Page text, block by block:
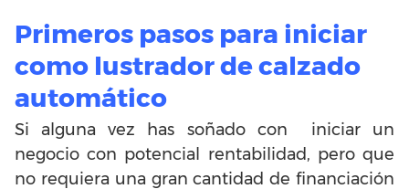
Primeros pasos para iniciar
como lustrador de calzado
automático
Si alguna vez has soñado con iniciar un
negocio con potencial rentabilidad, pero que
no requiera una gran cantidad de financiación